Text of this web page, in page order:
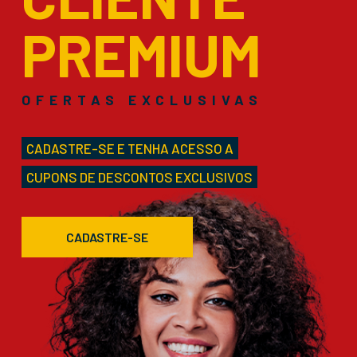
PREMIUM
OFERTAS EXCLUSIVAS
CADASTRE-SE E TENHA ACESSO A
CUPONS DE DESCONTOS EXCLUSIVOS
CADASTRE-SE